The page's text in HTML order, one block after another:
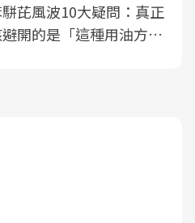
芘風波10大疑問：真正
開的是「這種用油方